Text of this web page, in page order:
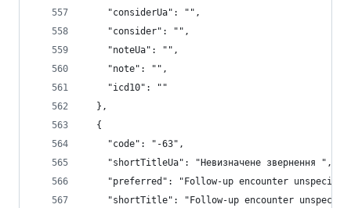
    "considerUa": "",
    "consider": "",
    "noteUa": "",
    "note": "",
    "icd10": ""
  },
  {
    "code": "-63",
    "shortTitleUa": "Невизначене звернення ",
"preferred": "Follow-up encounter
"shortTitle": "Follow-up encounter